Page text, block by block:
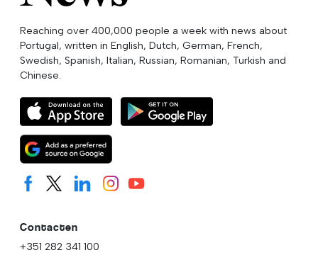
Reaching over 400,000 people a week with news about
Portugal, written in English, Dutch, German, French,
Swedish, Spanish, Italian, Russian, Romanian, Turkish and
Chinese.
Contacten
+351 282 341 100